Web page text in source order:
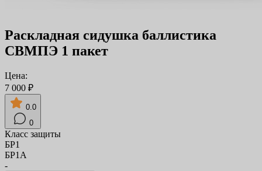
Раскладная сидушка баллистика
СВМПЭ 1 пакет
Цена:
7 000 ₽
0.0
0
Класс защиты
БР1
БР1А
-